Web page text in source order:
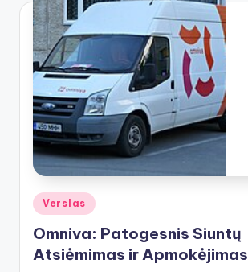
Posted
in
Verslas
Omniva: Patogesnis Siuntų
Atsiėmimas ir Apmokėjimas